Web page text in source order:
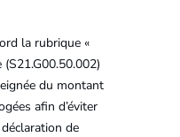
la rubrique «
du montant
afin d’éviter
de